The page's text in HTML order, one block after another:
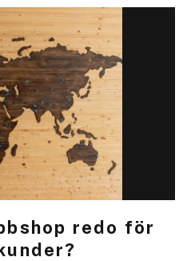
redo för